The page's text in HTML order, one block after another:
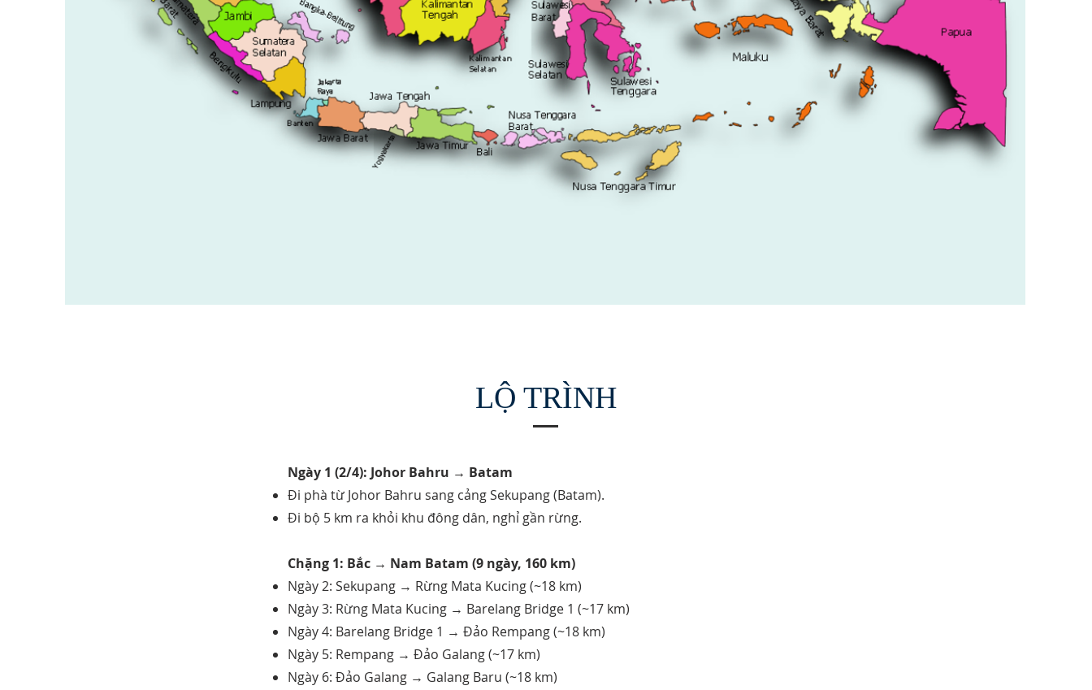
LỘ TRÌNH
Ngày 1 (2/4): Johor Bahru → Batam
Đi phà từ Johor Bahru sang cảng Sekupang (Batam).
Đi bộ 5 km ra khỏi khu đông dân, nghỉ gần rừng.
Chặng 1: Bắc → Nam Batam (9 ngày, 160 km)
Ngày 2: Sekupang → Rừng Mata Kucing (~18 km)
Ngày 3: Rừng Mata Kucing → Barelang Bridge 1 (~17 km)
Ngày 4: Barelang Bridge 1 → Đảo Rempang (~18 km)
Ngày 5: Rempang → Đảo Galang (~17 km)
Ngày 6: Đảo Galang → Galang Baru (~18 km)